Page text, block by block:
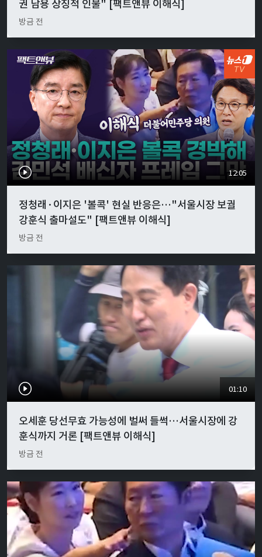
권 남용 상징적 인물" [팩트앤뷰 이해식]
방금 전
12:05
정청래·이지은 '볼콕' 현실 반응은…"서울시장 보궐
강훈식 출마설도" [팩트앤뷰 이해식]
방금 전
01:10
오세훈 당선무효 가능성에 벌써 들썩…서울시장에 강
훈식까지 거론 [팩트앤뷰 이해식]
방금 전